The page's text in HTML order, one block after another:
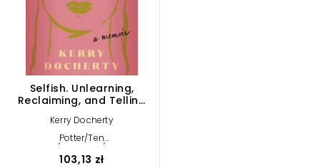
Selfish. Unlearning,
Reclaiming, and Telling
Kerry Docherty
Potter/Ten
Speed/Harmony/Rodale
103,13 zł